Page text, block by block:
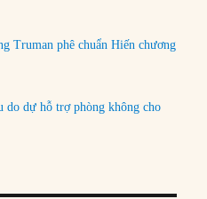
Truman phê chuẩn Hiến chương
do dự hỗ trợ phòng không cho